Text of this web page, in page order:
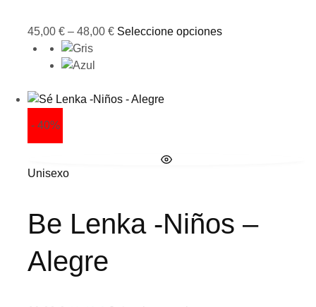
45,00 € – 48,00 € Seleccione opciones
- 40%
Unisexo
Be Lenka -Niños –
Alegre